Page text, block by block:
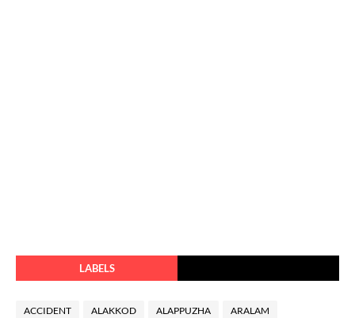
LABELS
ACCIDENT ALAKKOD ALAPPUZHA ARALAM